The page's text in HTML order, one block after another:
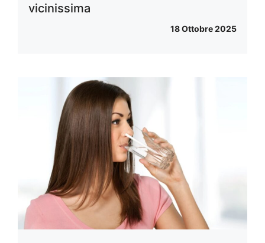
vicinissima
18 Ottobre 2025